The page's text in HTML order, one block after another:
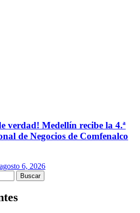
verdad! Medellín recibe la 4.ª
de Negocios de Comfenalco
agosto 6, 2026